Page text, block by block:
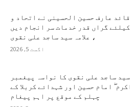
عارف حسین الحسینی نے اتحاد و
گراں قدر خدمات سر انجام دیں
، علامہ سید ساجد علی نقوی
اگست 5, 2026
سید ساجد علی نقوی کا نواسہ پیغمبر
اکرم ۖ امام حسین اور شہدائے کربلا کے
چہلم کے موقع پر اہم پیغام